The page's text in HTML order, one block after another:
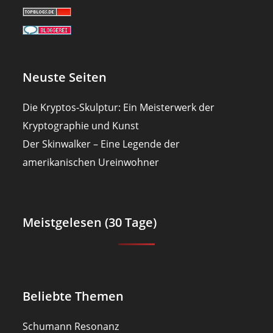
Neuste Seiten
Die Kryptos-Skulptur: Ein Meisterwerk der
Kryptographie und Kunst
Der Skinwalker – Eine Legende der
amerikanischen Ureinwohner
Meistgelesen (30 Tage)
Beliebte Themen
Schumann Resonanz